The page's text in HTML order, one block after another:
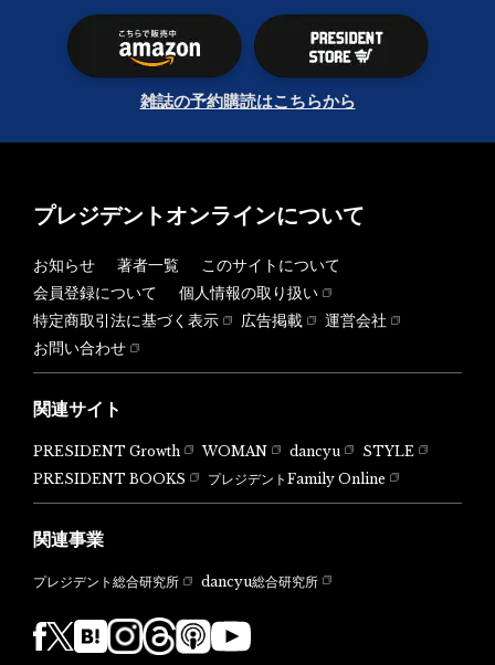
雑誌の予約購読はこちらから
プレジデントオンラインについて
お知らせ 著者一覧
このサイトについて
会員登録について
個人情報の取り扱い
特定商取引法に基づく表示
広告掲載
運営会社
お問い合わせ
関連サイト
PRESIDENT Growth WOMAN dancyu
STYLE
PRESIDENT BOOKS
プレジデントFamily Online
関連事業
プレジデント総合研究所 dancyu総合研究所